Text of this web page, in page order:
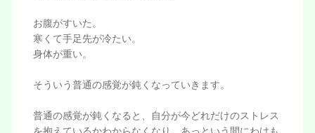
お腹がすいた。
寒くて手足先が冷たい。
身体が重い。
そういう普通の感覚が鈍くなっていきます。
普通の感覚が鈍くなると、自分が今どれだけのストレス